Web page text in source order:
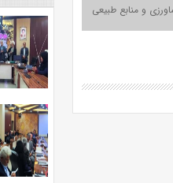
و منابع طبیعی